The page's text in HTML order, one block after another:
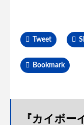
Tweet
Bookmark
『カイボー